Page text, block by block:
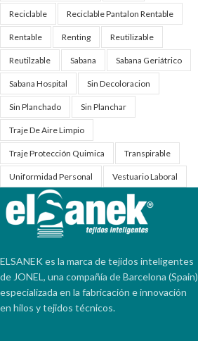
Reciclable Reciclable Pantalon Rentable
Rentable Renting Reutilizable
Reutilzable Sabana Sabana Geriátrico
Sabana Hospital Sin Decoloracion
Sin Planchado Sin Planchar
Traje De Aire Limpio
Traje Protección Quimica Transpirable
Uniformidad Personal Vestuario Laboral
ELSANEK es la marca de tejidos inteligentes
de JONEL, una compañía de Barcelona (Spain)
especializada en la fabricación e innovación
en hilos y tejidos técnicos.